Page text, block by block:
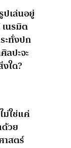
ปเล่นอยู่
นรมิต
ะทั่งปก
ลปะจะ
ใด?
ม่ใช่แค่
ด้วย
สตร์